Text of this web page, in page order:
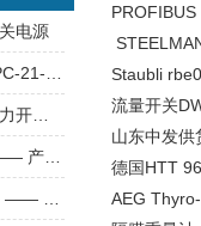
Staubli
流量开关
山东中发
德国HTT
AEG
电源